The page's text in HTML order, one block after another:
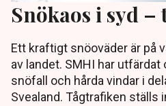
Snökaos i syd –
Ett kraftigt snöoväder är på
av landet. SMHI har utfärdat
snöfall och hårda vindar i
Svealand. Tågtrafiken ställs